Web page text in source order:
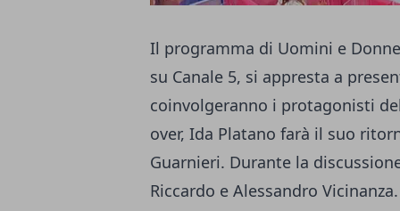
Il programma di Uomini e
su Canale 5, si appresta a
coinvolgeranno i protagonisti
over, Ida Platano farà il suo
Guarnieri. Durante la
Riccardo e Alessandro